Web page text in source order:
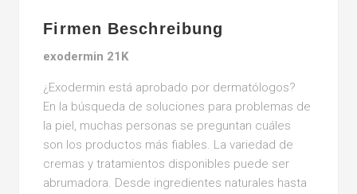
Firmen Beschreibung
exodermin 21K
¿Exodermin está aprobado por dermatólogos?
En la búsqueda de soluciones para problemas de
la piel, muchas personas se preguntan cuáles
son los productos más fiables. La variedad de
cremas y tratamientos disponibles puede ser
abrumadora. Desde ingredientes naturales hasta